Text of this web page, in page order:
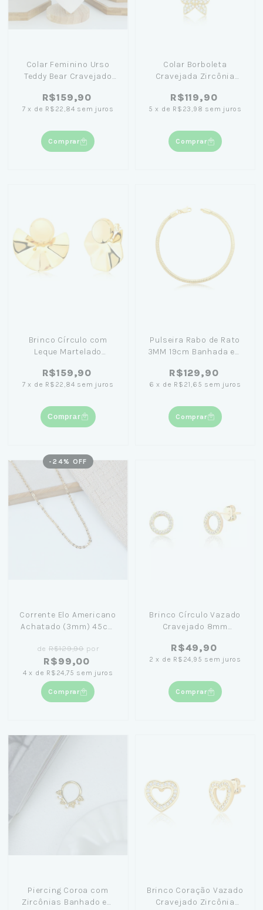
Colar Feminino Urso
Teddy Bear Cravejado
R$159,90
7 x de R$22,84 sem juros
Comprar
Colar Borboleta
Cravejada Zircônia
18K
R$119,90
5 x de R$23,98 sem juros
Comprar
Brinco Círculo com
Leque Martelado
R$159,90
7 x de R$22,84 sem juros
Comprar
Pulseira Rabo de Rato
3MM 19cm Banhada em
R$129,90
6 x de R$21,65 sem juros
Comprar
- 24% OFF
Corrente Elo Americano
Achatado (3mm) 45cm
de R$129,90por
R$99,00
4 x de R$24,75 sem juros
Comprar
Brinco Círculo Vazado
Cravejado 8mm
R$49,90
2 x de R$24,95 sem juros
Comprar
Piercing Coroa com
Zircônias Banhado em
Brinco Coração Vazado
Cravejado Zircônia